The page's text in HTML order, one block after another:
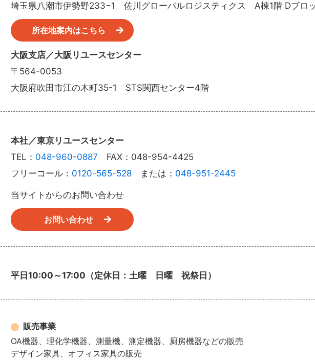
埼玉県八潮市伊勢野233−1 佐川グローバルロジスティクス A棟1階 Dブロ
所在地案内はこちら
大阪支店／大阪リユースセンター
〒564-0053
大阪府吹田市江の木町35-1 STS関西センター4階
本社／東京リユースセンター
TEL： 048-960-0887 FAX：048-954-4425
フリーコール： 0120-565-528 または： 048-951-2445
当サイトからのお問い合わせ
お問い合わせ
平日10:00～17:00（定休日：土曜 日曜 祝祭日）
販売事業
OA機器、理化学機器、測量機、測定機器、厨房機器などの販売
デザイン家具、オフィス家具の販売